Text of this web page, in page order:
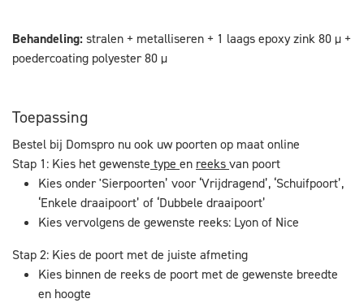
Behandeling:stralen + metalliseren + 1 laags epoxy zink 80 µ +
poedercoating polyester 80 µ
Toepassing
Bestel bij Domspro nu ook uw poorten op maat online
Stap 1: Kies het gewenste type en reeksvan poort
Kies onder 'Sierpoorten’ voor ‘Vrijdragend’, ‘Schuifpoort’,
‘Enkele draaipoort’ of ‘Dubbele draaipoort’
Kies vervolgens de gewenste reeks: Lyon of Nice
Stap 2: Kies de poort met de juiste afmeting
Kies binnen de reeks de poort met de gewenste breedte
en hoogte